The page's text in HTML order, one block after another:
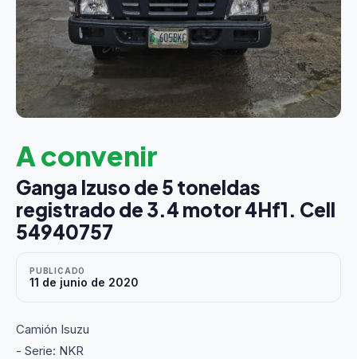
A convenir
Ganga Izuso de 5 toneldas
registrado de 3.4 motor 4Hf1. Cell
54940757
PUBLICADO
11 de junio de 2020
Camión Isuzu
- Serie: NKR